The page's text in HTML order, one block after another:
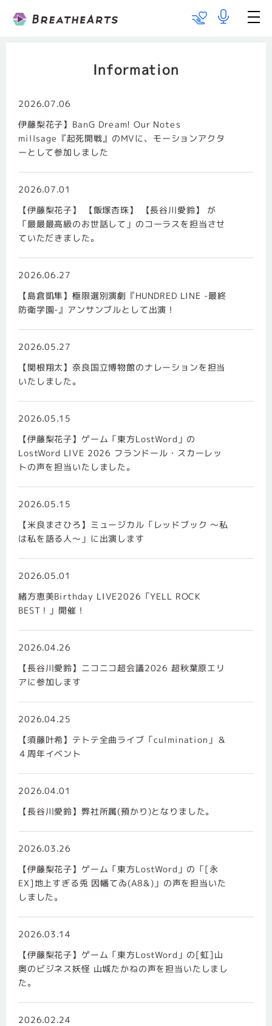
Talent List
Team BareboAt
出演のご依頼
Information
2026.07.06
伊藤梨花子】BanG Dream! Our Notes
millsage『起死開戦』のMVに、モーションアクタ
ーとして参加しました
2026.07.01
【伊藤梨花子】 【飯塚杏珠】 【長谷川愛鈴】 が
「最最最高級のお世話して」のコーラスを担当させ
ていただきました。
2026.06.27
【島倉凱隼】極限選別演劇『HUNDRED LINE -最終
防衛学園-』アンサンブルとして出演！
2026.05.27
【関根翔太】奈良国立博物館のナレーションを担当
いたしました。
2026.05.15
【伊藤梨花子】ゲーム「東方LostWord」の
LostWord LIVE 2026 フランドール・スカーレッ
トの声を担当いたしました。
2026.05.15
【米良まさひろ】ミュージカル「レッドブック 〜私
は私を語る人〜」に出演します
2026.05.01
緒方恵美Birthday LIVE2026「YELL ROCK
BEST！」開催！
2026.04.26
【長谷川愛鈴】ニコニコ超会議2026 超秋葉原エリ
アに参加します
2026.04.25
【須藤叶希】テトテ全曲ライブ「culmination」＆
４周年イベント
2026.04.01
【長谷川愛鈴】弊社所属(預かり)となりました。
2026.03.26
【伊藤梨花子】ゲーム「東方LostWord」の「[永
EX]地上すぎる兎 因幡てゐ(A8&)」の声を担当いた
しました。
2026.03.14
【伊藤梨花子】ゲーム「東方LostWord」の[虹]山
奥のビジネス妖怪 山城たかねの声を担当いたしまし
た。
2026.02.24